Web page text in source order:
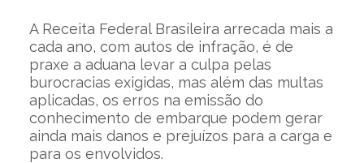
A Receita Federal Brasileira arrecada mais a
cada ano, com autos de infração, é de
praxe a aduana levar a culpa pelas
burocracias exigidas, mas além das multas
aplicadas, os erros na emissão do
conhecimento de embarque podem gerar
ainda mais danos e prejuízos para a carga e
para os envolvidos.